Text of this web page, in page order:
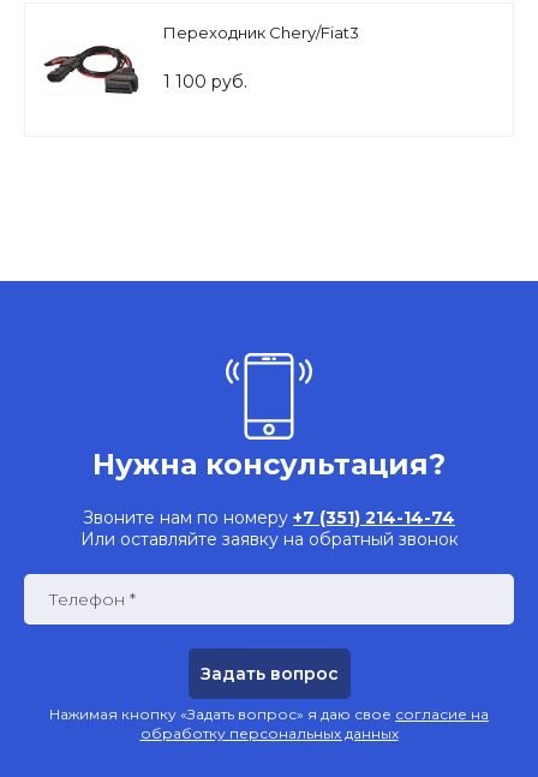
Переходник Chery/Fiat3
1 100 руб.
Нужна консультация?
Звоните нам по номеру +7 (351) 214-14-74
Или оставляйте заявку на обратный звонок
Телефон *
Нажимая кнопку «Задать вопрос» я даю свое согласие на
обработку персональных данных